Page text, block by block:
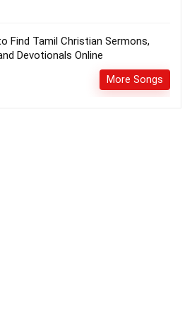
Find Tamil Christian Sermons,
Devotionals Online
More Songs